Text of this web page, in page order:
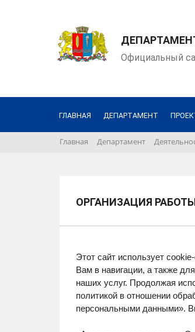
Официальный
ГЛАВНАЯ ДЕПАРТАМЕНТ
Главная Департамент
ОРГАНИЗАЦИЯ
Этот сайт использует
Вам в навигации, а также
наших услуг. Продолжая
политикой в отношении
персональными данными».